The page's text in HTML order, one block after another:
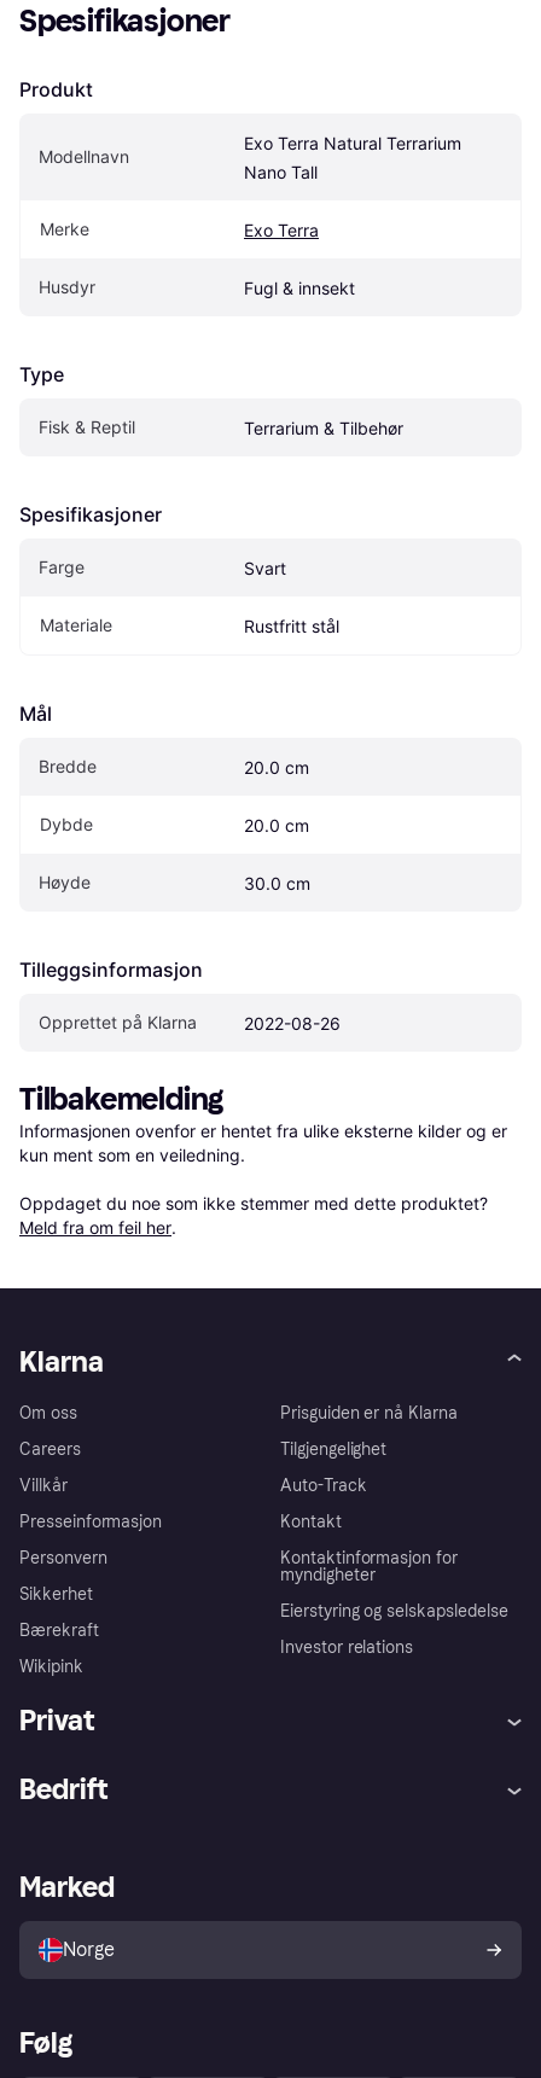
Spesifikasjoner
Produkt
Modellnavn
Exo Terra Natural Terrarium
Nano Tall
Merke Exo Terra
Husdyr Fugl & innsekt
Type
Fisk & Reptil Terrarium & Tilbehør
Spesifikasjoner
Farge Svart
Materiale Rustfritt stål
Mål
Bredde 20.0 cm
Dybde 20.0 cm
Høyde 30.0 cm
Tilleggsinformasjon
Opprettet på Klarna 2022-08-26
Tilbakemelding
Informasjonen ovenfor er hentet fra ulike eksterne kilder og er
kun ment som en veiledning.
Oppdaget du noe som ikke stemmer med dette produktet?
Meld fra om feil her.
Klarna
Om oss
Careers
Villkår
Presseinformasjon
Personvern
Sikkerhet
Bærekraft
Wikipink
Prisguiden er nå Klarna
Tilgjengelighet
Auto-Track
Kontakt
Kontaktinformasjon for
myndigheter
Eierstyring og selskapsledelse
Investor relations
Privat
Utforsk butikker
Bedrift
Merchant portal
Marked
Norge
Følg